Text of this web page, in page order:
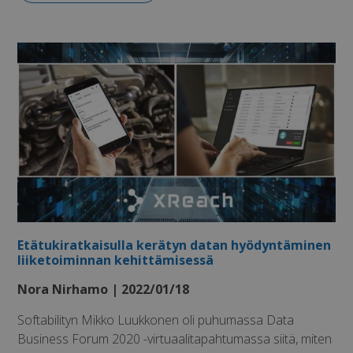
Etätukiratkaisulla kerätyn datan hyödyntäminen
liiketoiminnan kehittämisessä
Nora Nirhamo | 2022/01/18
Softabilityn Mikko Luukkonen oli puhumassa Data
Business Forum 2020 -virtuaalitapahtumassa siitä, miten